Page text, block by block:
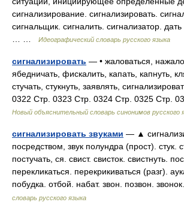
сигнализирование. сигнализировать.
сигнальщик. сигналить. сигнализатор. дать
Идеографический словарь русского языка
сигнализировать — • жаловаться,
ябедничать, фискалить, капать, капнуть,
стучать, стукнуть, заявлять,
0322 Стр. 0323 Стр. 0324 Стр. 0325 Стр.
Новый объяснительный словарь синонимов русского
сигнализировать звуками — ▲
посредством, звук полундра (прост). стук.
постучать, ся. свист. свисток. свистнуть.
перекликаться. перекрикиваться (разг).
побудка. отбой. набат. звон. позвон.
словарь русского языка